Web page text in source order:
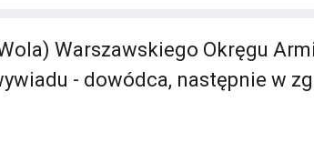
Warszawskiego Okręgu
- dowódca, następnie w